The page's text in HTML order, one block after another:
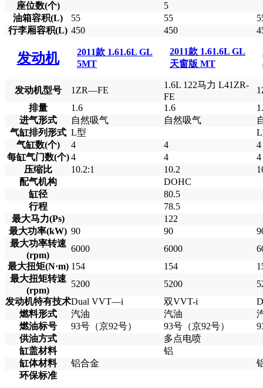
座位数(个)
5
油箱容积(L)
55 55
行李厢容积(L) 450 450
发动机
2011款 1.61.6L GL
5MT
2011款 1.61.6L GL
天窗版 MT
发动机型号 1ZR—FE
1.6L 122马力 L41ZR-
FE
排量
1.6 1.6
进气形式
自然吸气 自然吸气
气缸排列形式 L型
气缸数(个)
4 4
4
每缸气门数(个) 4 4
4
压缩比
10.2:1 10.2
配气机构
DOHC
缸径
80.5
行程
78.5
最大马力(Ps)
122
最大功率(kW) 90 90
最大功率转速
(rpm)
6000 6000
最大扭矩(N·m) 154 154
最大扭矩转速
(rpm)
5200 5200
发动机特有技术Dual VVT—i 双VVT-i
燃料形式
汽油 汽油
燃油标号
93号（京92号） 93号（京92号）
供油方式
多点电喷
缸盖材料
铝
缸体材料
铝合金
环保标准